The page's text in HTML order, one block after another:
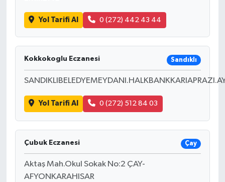
Yol Tarifi Al 0 (272) 442 43 44
Kokkokoglu Eczanesi Sandıklı
Yol Tarifi Al 0 (272) 512 84 03
Çubuk Eczanesi Çay
Aktaş Mah.Okul Sokak No:2 ÇAY-
AFYONKARAHISAR